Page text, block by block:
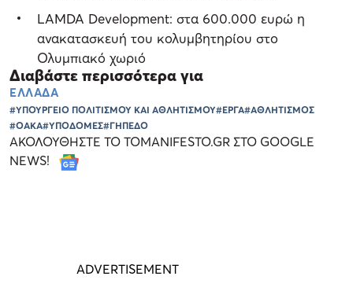
LAMDA Development: στα 600.000 ευρώ η
ανακατασκευή του κολυμβητηρίου στο
Ολυμπιακό χωριό
Διαβάστε περισσότερα για
ΕΛΛΑΔΑ
#ΥΠΟΥΡΓΕΙΟ ΠΟΛΙΤΙΣΜΟΥ ΚΑΙ ΑΘΛΗΤΙΣΜΟΥ#ΕΡΓΑ#ΑΘΛΗΤΙΣΜΟΣ
#ΟΑΚΑ#ΥΠΟΔΟΜΕΣ#ΓΗΠΕΔΟ
ΑΚΟΛΟΥΘΗΣΤΕ ΤΟ TOMANIFESTO.GR ΣΤΟ GOOGLE
NEWS!